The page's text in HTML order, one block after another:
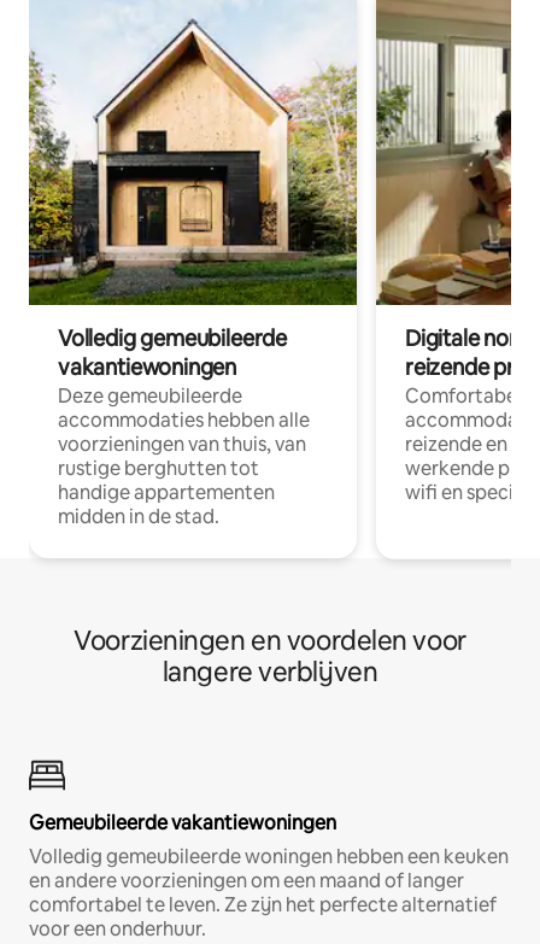
Volledig gemeubileerde
vakantiewoningen
Deze gemeubileerde
accommodaties hebben alle
voorzieningen van thuis, van
rustige berghutten tot
handige appartementen
midden in de stad.
Digitale
reizende
Comfortabele
reizende en
werkende
wifi en
Voorzieningen en voordelen voor
langere verblijven
Gemeubileerde vakantiewoningen
Volledig gemeubileerde woningen hebben een keuken
en andere voorzieningen om een maand of langer
comfortabel te leven. Ze zijn het perfecte alternatief
voor een onderhuur.